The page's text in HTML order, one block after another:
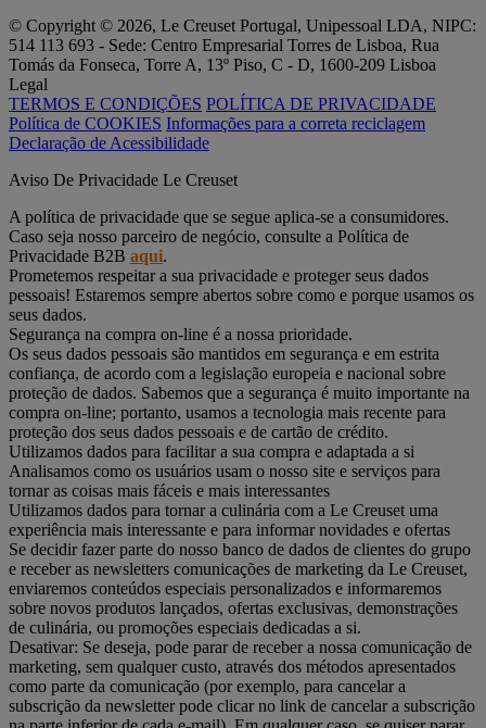
© Copyright © 2026, Le Creuset Portugal, Unipessoal LDA, NIPC:
514 113 693 - Sede: Centro Empresarial Torres de Lisboa, Rua
Tomás da Fonseca, Torre A, 13º Piso, C - D, 1600-209 Lisboa
Legal
TERMOS E CONDIÇÕES POLÍTICA DE PRIVACIDADE
Política de COOKIES Informações para a correta reciclagem
Declaração de Acessibilidade
Aviso De Privacidade Le Creuset
A política de privacidade que se segue aplica-se a consumidores.
Caso seja nosso parceiro de negócio, consulte a Política de
Privacidade B2B aqui.
Prometemos respeitar a sua privacidade e proteger seus dados
pessoais! Estaremos sempre abertos sobre como e porque usamos os
seus dados.
Segurança na compra on-line é a nossa prioridade.
Os seus dados pessoais são mantidos em segurança e em estrita
confiança, de acordo com a legislação europeia e nacional sobre
proteção de dados. Sabemos que a segurança é muito importante na
compra on-line; portanto, usamos a tecnologia mais recente para
proteção dos seus dados pessoais e de cartão de crédito.
Utilizamos dados para facilitar a sua compra e adaptada a si
Analisamos como os usuários usam o nosso site e serviços para
tornar as coisas mais fáceis e mais interessantes
Utilizamos dados para tornar a culinária com a Le Creuset uma
experiência mais interessante e para informar novidades e ofertas
Se decidir fazer parte do nosso banco de dados de clientes do grupo
e receber as newsletters comunicações de marketing da Le Creuset,
enviaremos conteúdos especiais personalizados e informaremos
sobre novos produtos lançados, ofertas exclusivas, demonstrações
de culinária, ou promoções especiais dedicadas a si.
Desativar: Se deseja, pode parar de receber a nossa comunicação de
marketing, sem qualquer custo, através dos métodos apresentados
como parte da comunicação (por exemplo, para cancelar a
subscrição da newsletter pode clicar no link de cancelar a subscrição